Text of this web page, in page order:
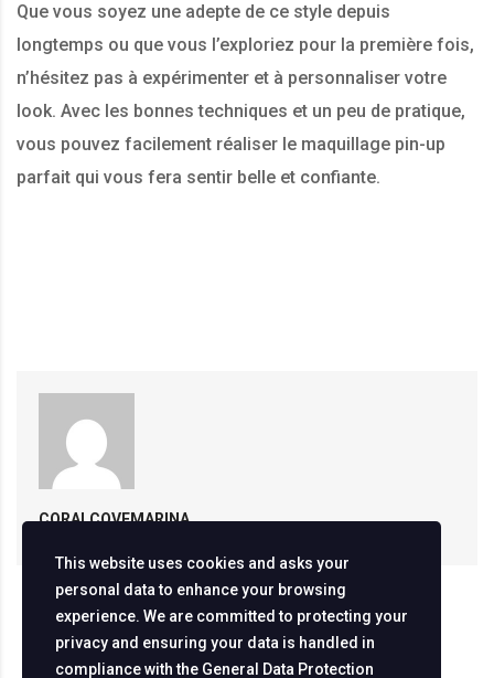
Que vous soyez une adepte de ce style depuis
longtemps ou que vous l’exploriez pour la première fois,
n’hésitez pas à expérimenter et à personnaliser votre
look. Avec les bonnes techniques et un peu de pratique,
vous pouvez facilement réaliser le maquillage pin-up
parfait qui vous fera sentir belle et confiante.
CORALCOVEMARINA
This website uses cookies and asks your
personal data to enhance your browsing
experience. We are committed to protecting your
privacy and ensuring your data is handled in
compliance with the General Data Protection